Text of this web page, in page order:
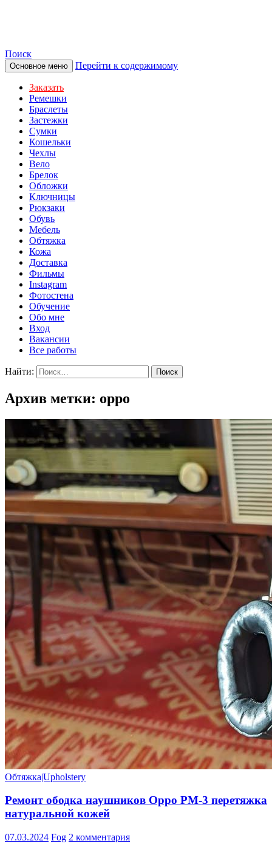
Поиск
Основное меню Перейти к содержимому
Заказать
Ремешки
Браслеты
Застежки
Сумки
Кошельки
Чехлы
Вело
Брелок
Обложки
Ключницы
Рюкзаки
Обувь
Мебель
Обтяжка
Кожа
Доставка
Фильмы
Instagram
Фотостена
Обучение
Обо мне
Вход
Вакансии
Все работы
Найти:
Архив метки: oppo
Обтяжка|Upholstery
Ремонт ободка наушников Oppo PM-3 перетяжка
натуральной кожей
07.03.2024 Fog 2 комментария